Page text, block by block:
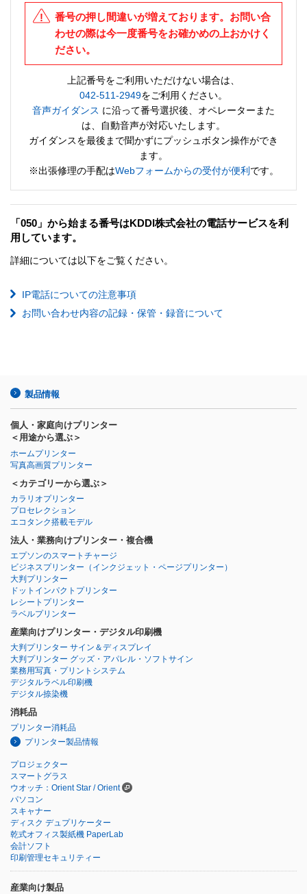
番号の押し間違いが増えております。お問い合
わせの際は今一度番号をお確かめの上おかけく
ださい。
上記番号をご利用いただけない場合は、
042-511-2949をご利用ください。
音声ガイダンス に沿って番号選択後、オペレーターまた
は、自動音声が対応いたします。
ガイダンスを最後まで聞かずにプッシュボタン操作ができ
ます。
※出張修理の手配はWebフォームからの受付が便利 です。
「050」から始まる番号はKDDI株式会社の電話サービスを利
用しています。
詳細については以下をご覧ください。
IP電話についての注意事項
お問い合わせ内容の記録・保管・録音について
製品情報
個人・家庭向けプリンター
＜用途から選ぶ＞
ホームプリンター
写真高画質プリンター
＜カテゴリーから選ぶ＞
カラリオプリンター
プロセレクション
エコタンク搭載モデル
法人・業務向けプリンター・複合機
エプソンのスマートチャージ
ビジネスプリンター （インクジェット・ページプリンター）
大判プリンター
ドットインパクトプリンター
レシートプリンター
ラベルプリンター
産業向けプリンター・デジタル印刷機
大判プリンター サイン＆ディスプレイ
大判プリンター グッズ・アパレル・ソフトサイン
業務用写真・プリントシステム
デジタルラベル印刷機
デジタル捺染機
消耗品
プリンター消耗品
プリンター製品情報
プロジェクター
スマートグラス
ウオッチ：Orient Star / Orient
パソコン
スキャナー
ディスク デュプリケーター
乾式オフィス製紙機 PaperLab
会計ソフト
印刷管理セキュリティー
産業向け製品